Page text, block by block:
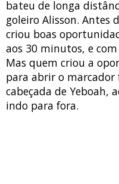
bateu de longa
goleiro Alisson. Antes
criou boas
aos 30 minutos, e
Mas quem criou a
para abrir o marcador
cabeçada de Yeboah,
indo para fora.